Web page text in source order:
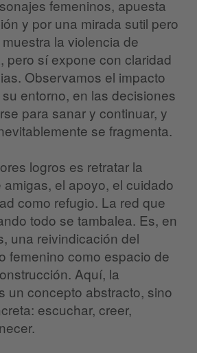
femeninos, apuesta
y por una mirada sutil pero
la violencia de
pero sí expone con claridad
Observamos el impacto
entorno, en las decisiones
para sanar y continuar, y
se fragmenta.
logros es retratar la
el apoyo, el cuidado
como refugio. La red que
todo se tambalea. Es, en
una reivindicación del
femenino como espacio de
Aquí, la
un concepto abstracto, sino
escuchar, creer,